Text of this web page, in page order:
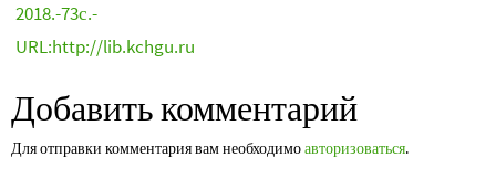
2018.-73с.-
URL:http://lib.kchgu.ru
Добавить комментарий
Для отправки комментария вам необходимоавторизоваться.